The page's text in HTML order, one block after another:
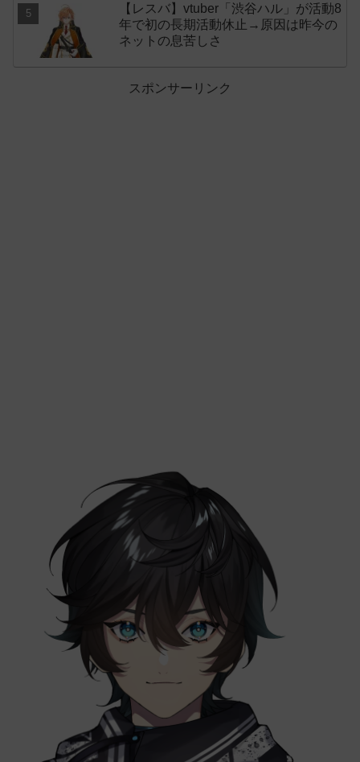
【レスバ】vtuber「渋谷ハル」が活動8
年で初の長期活動休止→原因は昨今の
ネットの息苦しさ
スポンサーリンク